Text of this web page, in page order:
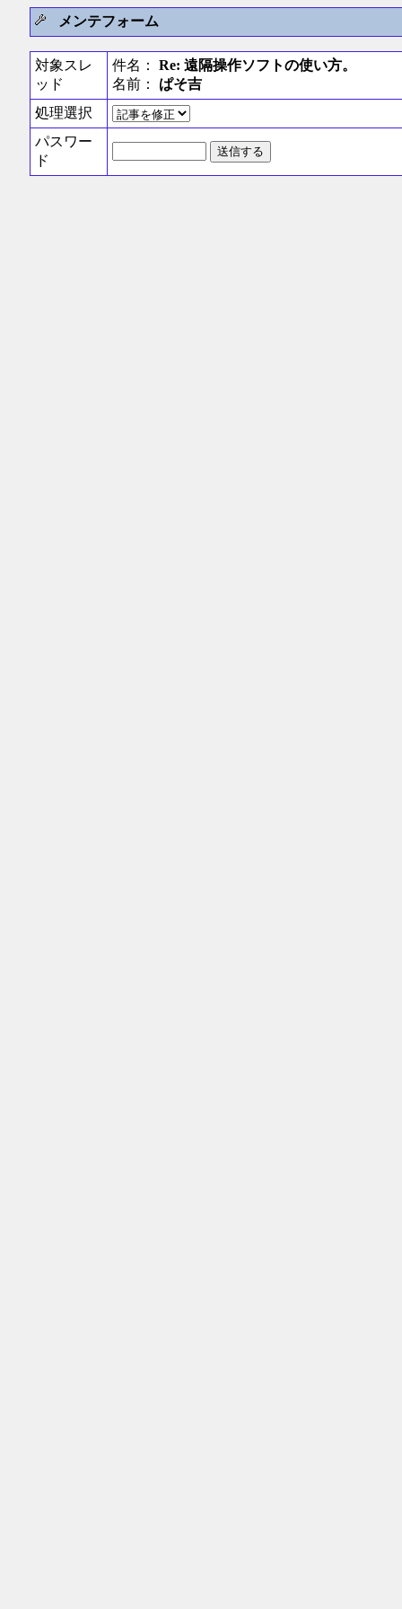
メンテフォーム
対象スレ
ッド
件名： Re: 遠隔操作ソフトの使い方。
名前： ぱそ吉
処理選択
パスワー
ド